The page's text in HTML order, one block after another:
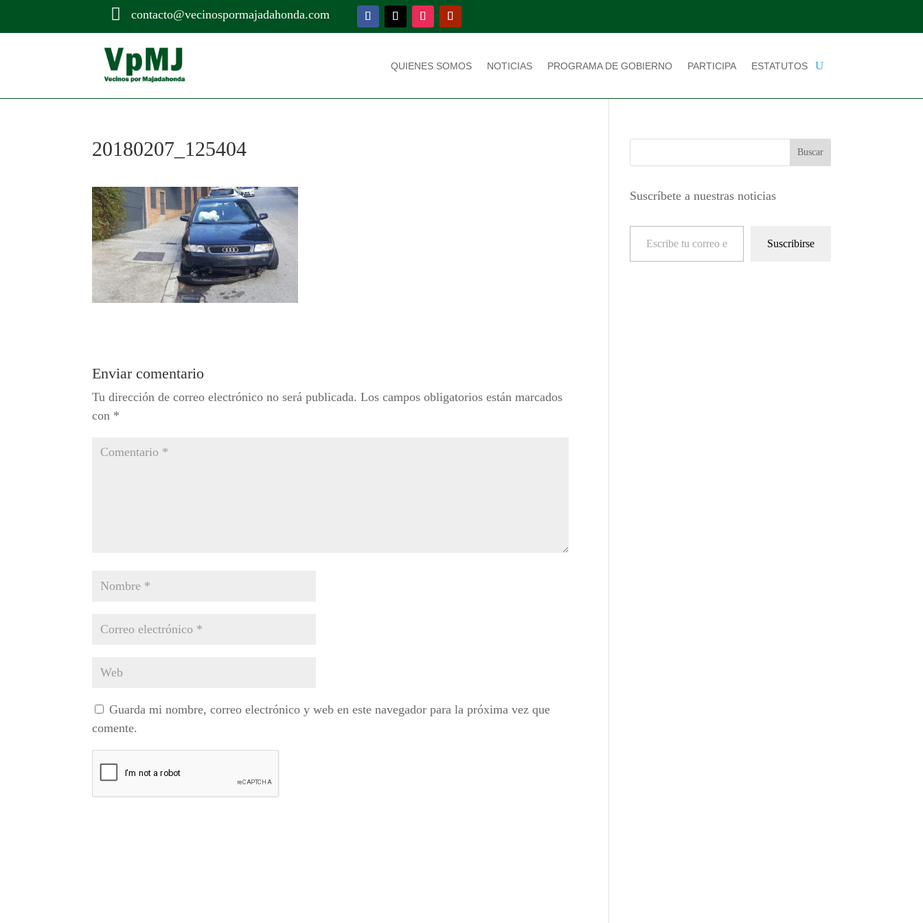
 contacto@vecinospormajadahonda.com
QUIENES SOMOS NOTICIAS PROGRAMA DE GOBIERNO PARTICIPA ESTATUTOS
20180207_125404
Enviar comentario
Tu dirección de correo electrónico no será publicada. Los campos obligatorios están marcados
con *
Guarda mi nombre, correo electrónico y web en este navegador para la próxima vez que
comente.
Suscríbete a nuestras noticias
Escribe tu correo electrónico…
Suscribirse